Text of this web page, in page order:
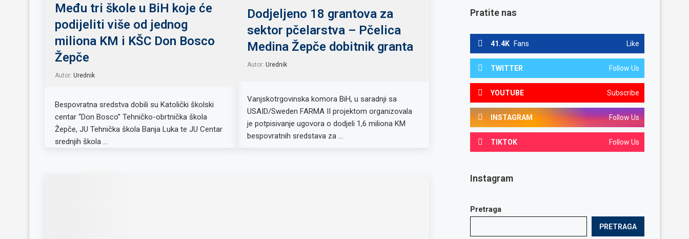
Među tri škole u BiH koje će
podijeliti više od jednog
miliona KM i KŠC Don Bosco
Žepče
Autor: Urednik
Bespovratna sredstva dobili su Katolički školski
centar “Don Bosco” Tehničko-obrtnička škola
Žepče, JU Tehnička škola Banja Luka te JU Centar
srednjih škola …
Dodjeljeno 18 grantova za
sektor pčelarstva – Pčelica
Medina Žepče dobitnik granta
Autor: Urednik
Vanjskotrgovinska komora BiH, u saradnji sa
USAID/Sweden FARMA II projektom organizovala
je potpisivanje ugovora o dodjeli 1,6 miliona KM
bespovratnih sredstava za …
Pratite nas
41.4K Fans Like
TWITTER Follow Us
YOUTUBE Subscribe
INSTAGRAM Follow Us
TIKTOK Follow Us
Instagram
Pretraga
PRETRAGA